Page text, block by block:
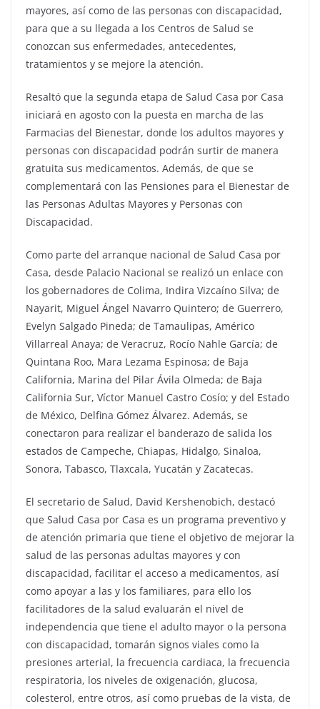
mayores, así como de las personas con discapacidad,
para que a su llegada a los Centros de Salud se
conozcan sus enfermedades, antecedentes,
tratamientos y se mejore la atención.
Resaltó que la segunda etapa de Salud Casa por Casa
iniciará en agosto con la puesta en marcha de las
Farmacias del Bienestar, donde los adultos mayores y
personas con discapacidad podrán surtir de manera
gratuita sus medicamentos. Además, de que se
complementará con las Pensiones para el Bienestar de
las Personas Adultas Mayores y Personas con
Discapacidad.
Como parte del arranque nacional de Salud Casa por
Casa, desde Palacio Nacional se realizó un enlace con
los gobernadores de Colima, Indira Vizcaíno Silva; de
Nayarit, Miguel Ángel Navarro Quintero; de Guerrero,
Evelyn Salgado Pineda; de Tamaulipas, Américo
Villarreal Anaya; de Veracruz, Rocío Nahle García; de
Quintana Roo, Mara Lezama Espinosa; de Baja
California, Marina del Pilar Ávila Olmeda; de Baja
California Sur, Víctor Manuel Castro Cosío; y del Estado
de México, Delfina Gómez Álvarez. Además, se
conectaron para realizar el banderazo de salida los
estados de Campeche, Chiapas, Hidalgo, Sinaloa,
Sonora, Tabasco, Tlaxcala, Yucatán y Zacatecas.
El secretario de Salud, David Kershenobich, destacó
que Salud Casa por Casa es un programa preventivo y
de atención primaria que tiene el objetivo de mejorar la
salud de las personas adultas mayores y con
discapacidad, facilitar el acceso a medicamentos, así
como apoyar a las y los familiares, para ello los
facilitadores de la salud evaluarán el nivel de
independencia que tiene el adulto mayor o la persona
con discapacidad, tomarán signos viales como la
presiones arterial, la frecuencia cardiaca, la frecuencia
respiratoria, los niveles de oxigenación, glucosa,
colesterol, entre otros, así como pruebas de la vista, de